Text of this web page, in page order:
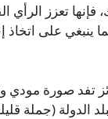
تعزز الرأي
ينبغي على اتخاذ
تفد صورة
الدولة (جملة